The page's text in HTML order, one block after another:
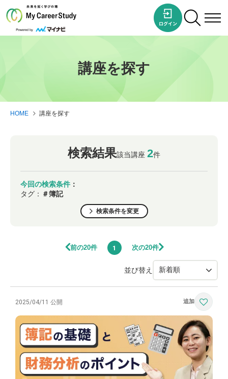
講座を探す
HOME 講座を探す
検索結果該当講座 2件
今回の検索条件 ：
タグ： ＃簿記
検索条件を変更
前の20件 1 次の20件
並び替え
2025/04/11 公開